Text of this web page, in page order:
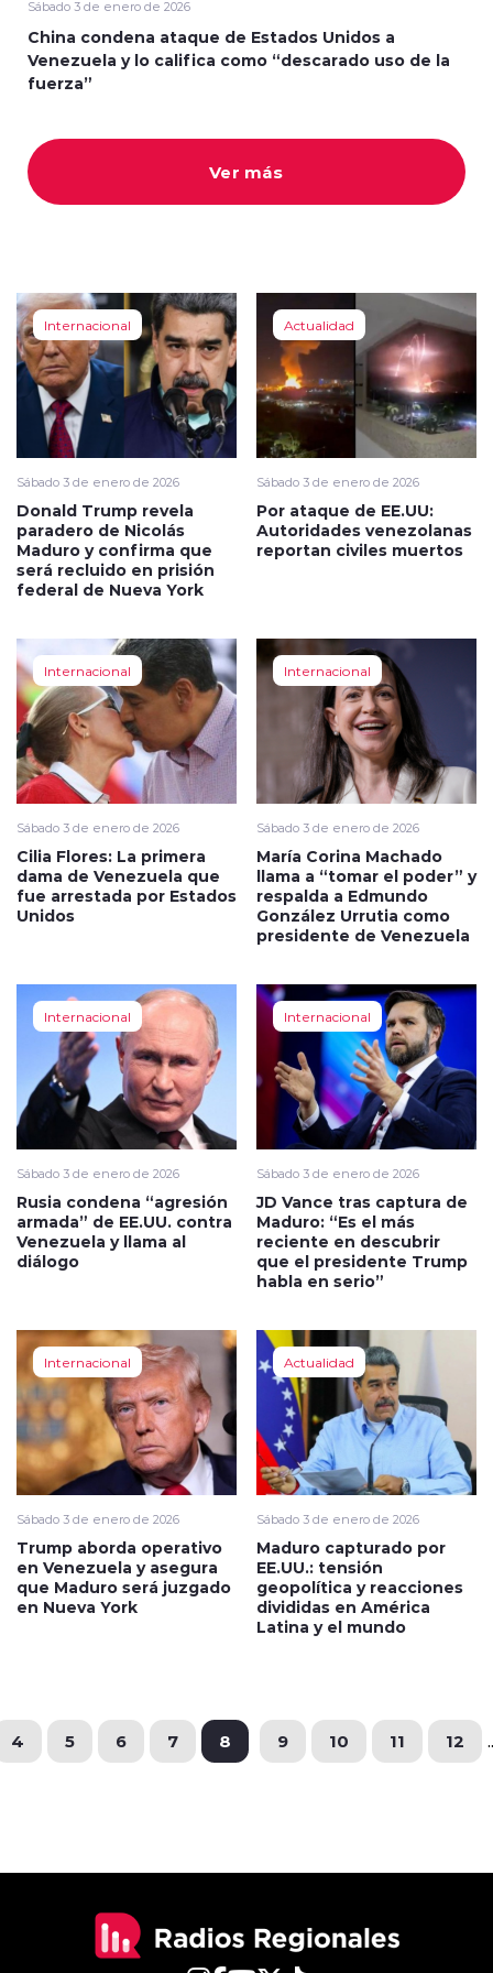
Sábado 3 de enero de 2026
China condena ataque de Estados Unidos a
Venezuela y lo califica como “descarado uso de la
fuerza”
Ver más
Internacional
Sábado 3 de enero de 2026
Donald Trump revela
paradero de Nicolás
Maduro y confirma que
será recluido en prisión
federal de Nueva York
Actualidad
Sábado 3 de enero de 2026
Por ataque de EE.UU:
Autoridades venezolanas
reportan civiles muertos
Internacional
Sábado 3 de enero de 2026
Cilia Flores: La primera
dama de Venezuela que
fue arrestada por Estados
Unidos
Internacional
Sábado 3 de enero de 2026
María Corina Machado
llama a “tomar el poder” y
respalda a Edmundo
González Urrutia como
presidente de Venezuela
Internacional
Sábado 3 de enero de 2026
Rusia condena “agresión
armada” de EE.UU. contra
Venezuela y llama al
diálogo
Internacional
Sábado 3 de enero de 2026
JD Vance tras captura de
Maduro: “Es el más
reciente en descubrir
que el presidente Trump
habla en serio”
Internacional
Sábado 3 de enero de 2026
Trump aborda operativo
en Venezuela y asegura
que Maduro será juzgado
en Nueva York
Actualidad
Sábado 3 de enero de 2026
Maduro capturado por
EE.UU.: tensión
geopolítica y reacciones
divididas en América
Latina y el mundo
4 5 6 7 8 9 10 11 12